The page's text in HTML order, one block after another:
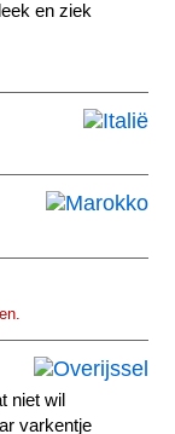
en ziek
niet wil
varkentje